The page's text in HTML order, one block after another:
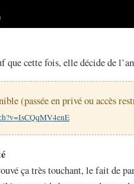
que cette fois, elle décide de
(passée en privé ou accès
ça très touchant, le fait de